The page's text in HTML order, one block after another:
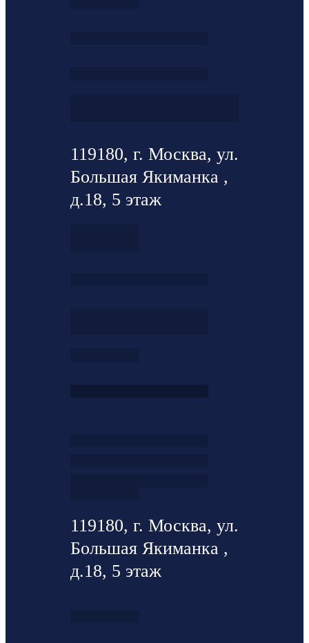
119180, г. Москва, ул.
Большая Якиманка ,
д.18, 5 этаж
119180, г. Москва, ул.
Большая Якиманка ,
д.18, 5 этаж